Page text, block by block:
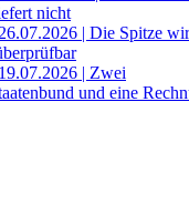
nicht
| Die Spitze
| Zwei
und eine